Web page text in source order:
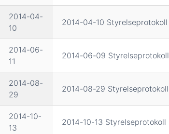
2014-04-
10
2014-04-10 Styrelseprotokoll
2014-06-
11
2014-06-09 Styrelseprotokoll
2014-08-
29
2014-08-29 Styrelseprotokoll
2014-10-
13
2014-10-13 Styrelseprotokoll